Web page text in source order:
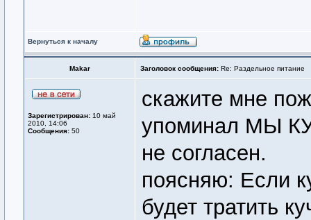
Вернуться к началу
Makar Заголовок сообщения: Re: Раздельное питание
Зарегистрирован: 10 май
2010, 14:06
Сообщения: 50
скажите мне
упоминал МЫ
не согласен.
поясняю: Если
будет тратить